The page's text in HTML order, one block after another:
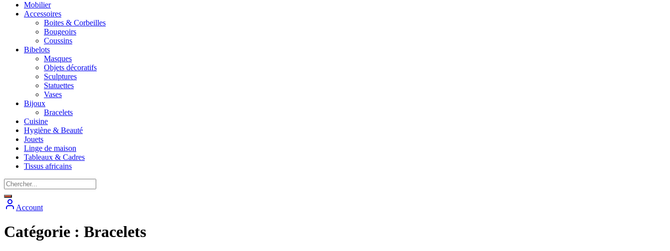
Mobilier
Accessoires
Boites & Corbeilles
Bougeoirs
Coussins
Bibelots
Masques
Objets décoratifs
Sculptures
Statuettes
Vases
Bijoux
Bracelets
Cuisine
Hygiène & Beauté
Jouets
Linge de maison
Tableaux & Cadres
Tissus africains
Account
Catégorie : Bracelets